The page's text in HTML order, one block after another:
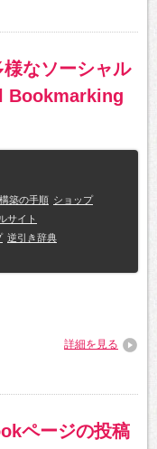
なソーシャル
Bookmarking
築の手順 ショップ
サイト
逆引き辞典
詳細を見る
ページの投稿